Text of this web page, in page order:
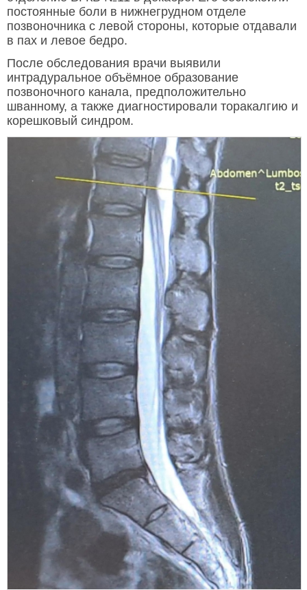
постоянные боли в нижнегрудном отделе
позвоночника с левой стороны, которые отдавали
в пах и левое бедро.
После обследования врачи выявили
интрадуральное объёмное образование
позвоночного канала, предположительно
шванному, а также диагностировали торакалгию и
корешковый синдром.